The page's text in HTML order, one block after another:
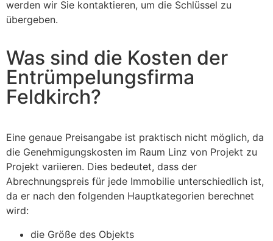
werden wir Sie kontaktieren, um die Schlüssel zu
übergeben.
Was sind die Kosten der
Entrümpelungsfirma
Feldkirch?
Eine genaue Preisangabe ist praktisch nicht möglich, da
die Genehmigungskosten im Raum Linz von Projekt zu
Projekt variieren. Dies bedeutet, dass der
Abrechnungspreis für jede Immobilie unterschiedlich ist,
da er nach den folgenden Hauptkategorien berechnet
wird:
die Größe des Objekts